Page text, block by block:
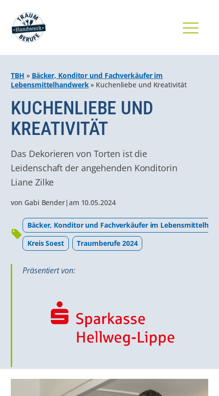
TBH » Bäcker, Konditor und Fachverkäufer im
Lebensmittelhandwerk» Kuchenliebe und Kreativität
KUCHENLIEBE UND
KREATIVITÄT
Das Dekorieren von Torten ist die
Leidenschaft der angehenden Konditorin
Liane Zilke
von Gabi Bender|am 10.05.2024
Bäcker, Konditor und Fachverkäufer im
Kreis Soest
Traumberufe 2024
Präsentiert von: